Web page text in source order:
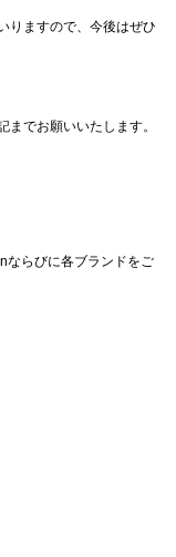
りますので、今後はぜひ
でお願いいたします。
ならびに各ブランドをご